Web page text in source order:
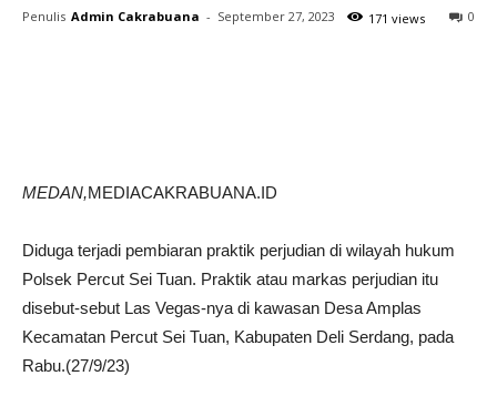
Penulis Admin Cakrabuana - September 27, 2023 0
171 views
MEDAN,MEDIACAKRABUANA.ID
Diduga terjadi pembiaran praktik perjudian di wilayah hukum
Polsek Percut Sei Tuan. Praktik atau markas perjudian itu
disebut-sebut Las Vegas-nya di kawasan Desa Amplas
Kecamatan Percut Sei Tuan, Kabupaten Deli Serdang, pada
Rabu.(27/9/23)